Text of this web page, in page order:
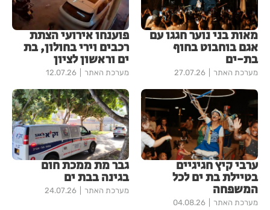
מאות בני נוער חגגו עם
אגם בוחבוט בחוף
בת-ים
מערכת האתר 27.07.26
פוענחו אירועי הצתת
רכבים וירי בחולון, בת
ים וראשון לציון
מערכת האתר 12.07.26
ערבי קיץ חגיגיים
בטיילת בת ים לכל
המשפחה
מערכת האתר 04.08.26
גבר מת ממכת חום
בגינה בבת ים
מערכת האתר 24.07.26